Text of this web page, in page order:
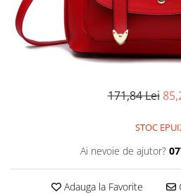
171,84 Lei
STOC
Ai nevoie de ajutor?
Adauga la Favorite